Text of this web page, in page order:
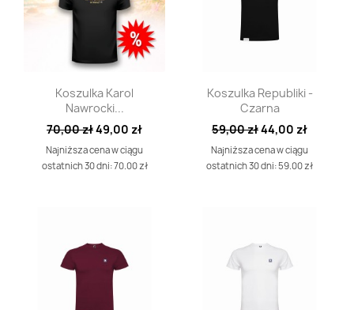
Szybki podgląd
Koszulka Karol
Nawrocki...
70,00 zł49,00 zł
Najniższa cena w ciągu
ostatnich 30 dni: 70.00 zł
Szybki podgląd
Koszulka Republiki -
Czarna
59,00 zł44,00 zł
Najniższa cena w ciągu
ostatnich 30 dni: 59.00 zł